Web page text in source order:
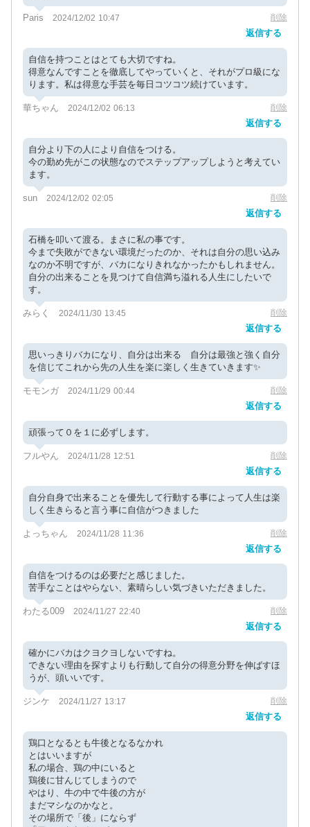
Paris 2024/12/02 10:47 削除
返信する
自信を持つことはとても大切ですね。
得意なんですことを徹底してやっていくと、それがプロ級にな
ります。私は得意な手芸を毎日コツコツ続けています。
華ちゃん 2024/12/02 06:13 削除
返信する
自分より下の人により自信をつける。
今の勤め先がこの状態なのでステップアップしようと考えてい
ます。
sun 2024/12/02 02:05 削除
返信する
石橋を叩いて渡る。まさに私の事です。
今まで失敗ができない環境だったのか、それは自分の思い込み
なのか不明ですが、バカになりきれなかったかもしれません。
自分の出来ることを見つけて自信満ち溢れる人生にしたいで
す。
みらく 2024/11/30 13:45 削除
返信する
思いっきりバカになり、自分は出来る 自分は最強と強く自分
を信じてこれから先の人生を楽に楽しく生きていきます✨
モモンガ 2024/11/29 00:44 削除
返信する
頑張って０を１に必ずします。
フルやん 2024/11/28 12:51 削除
返信する
自分自身で出来ることを優先して行動する事によって人生は楽
しく生きらると言う事に自信がつきました
よっちゃん 2024/11/28 11:36 削除
返信する
自信をつけるのは必要だと感じました。
苦手なことはやらない、素晴らしい気づきいただきました。
わたる009 2024/11/27 22:40 削除
返信する
確かにバカはクヨクヨしないですね。
できない理由を探すよりも行動して自分の得意分野を伸ばすほ
うが、頭いいです。
ジンケ 2024/11/27 13:17 削除
返信する
鶏口となるとも牛後となるなかれ
とはいいますが
私の場合、鶏の中にいると
鶏後に甘んじてしまうので
やはり、牛の中で牛後の方が
まだマシなのかなと。
その場所で「後」にならず